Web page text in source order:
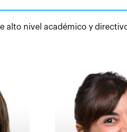
alto nivel académico y